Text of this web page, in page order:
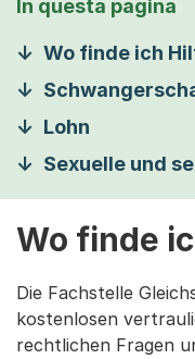
In questa pagina
Wo finde ich
Lohn
Sexuelle und
Wo finde
Die Fachstelle
kostenlosen
rechtlichen Fragen